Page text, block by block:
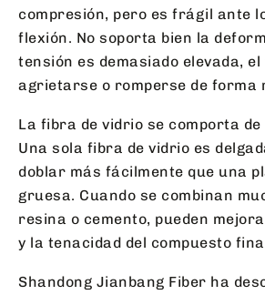
compresión, pero es frágil ante
flexión. No soporta bien la
tensión es demasiado elevada, el
agrietarse o romperse de forma
La fibra de vidrio se comporta
Una sola fibra de vidrio es
doblar más fácilmente que una
gruesa. Cuando se combinan
resina o cemento, pueden
y la tenacidad del compuesto
Shandong Jianbang Fiber ha